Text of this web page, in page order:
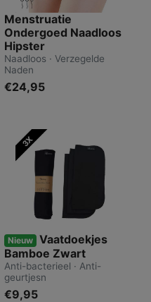
Menstruatie
Ondergoed Naadloos
Hipster
Naadloos · Verzegelde
Naden
€24,95
Nieuw Vaatdoekjes
Bamboe Zwart
Anti-bacterieel · Anti-
geurtjesn
€9,95